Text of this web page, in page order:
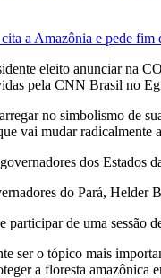
a Amazônia e pede fim
eleito anunciar na
pela CNN Brasil no
no simbolismo de
vai mudar
dos Estados
do Pará,
participar de uma sessão
ser o tópico mais
a floresta amazônica